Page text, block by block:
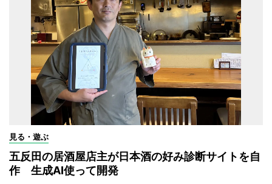
見る・遊ぶ
五反田の居酒屋店主が日本酒の好み診断サイトを自
作 生成AI使って開発